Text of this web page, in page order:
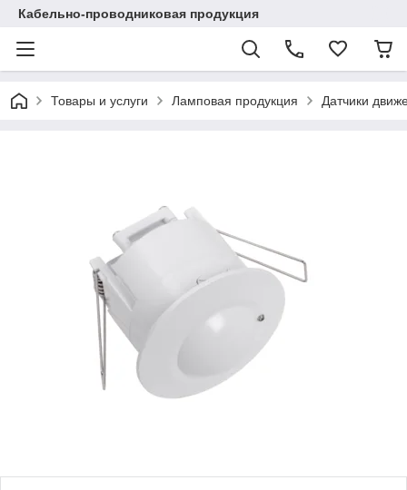
Кабельно-проводниковая продукция
Товары и услуги Ламповая продукция Датчики